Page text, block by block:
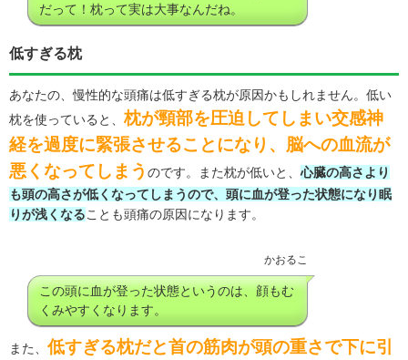
だって！枕って実は大事なんだね。
低すぎる枕
あなたの、慢性的な頭痛は低すぎる枕が原因かもしれません。低い
枕を使っていると、枕が頸部を圧迫してしまい交感神
経を過度に緊張させることになり、脳への血流が
悪くなってしまう のです。また枕が低いと、 心臓の高さより
も頭の高さが低くなってしまうので、頭に血が登った状態になり眠
りが浅くなることも頭痛の原因になります。
かおるこ
この頭に血が登った状態というのは、顔もむ
くみやすくなります。
また、 低すぎる枕だと首の筋肉が頭の重さで下に引